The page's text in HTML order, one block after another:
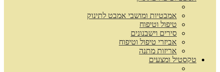
אמבטיות ומושבי אמבט לתינוק
טיפול וטיפוח
סירים וישבנונים
אביזרי טיפול וטיפוח
אריזות מתנה
טקסטיל ומצעים